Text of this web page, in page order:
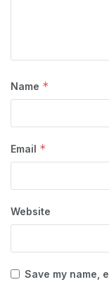
Name *
Email *
Website
Save my name,